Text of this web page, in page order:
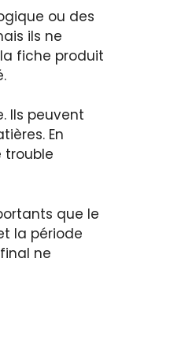
ou des
ils ne
fiche produit
Ils peuvent
En
trouble
que le
la période
ne